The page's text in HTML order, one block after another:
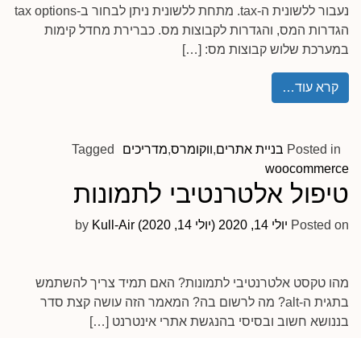
נעבור ללשונית ה-tax. מתחת ללשונית ניתן לבחור ב-tax options
הגדרות המס, והגדרות לקבוצות מס. כברירת מחדל קימות
במערכת שלוש קבוצות מס: […]
קרא עוד…
Posted in בניית אתרים,ווקומרס,מדריכים
Tagged
woocommerce
טיפול אלטרנטיבי לתמונות
Posted on יולי 14, 2020 (יולי 14, 2020) by Kull-Air
מהו טקסט אלטרנטיבי לתמונות? האם תמיד צריך להשתמש
בתגית ה-alt? מה לרשום בה? המאמר הזה עושה קצת סדר
בננושא חשוב ובסיסי בהנגשת אתרי אינטרנט […]